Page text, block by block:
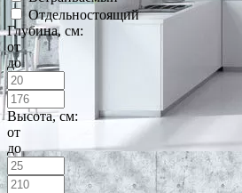
Отдельностоящий
Глубина, см:
от
до
Высота, см:
от
до